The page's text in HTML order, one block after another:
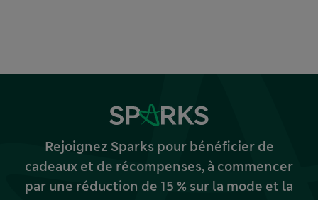
Rejoignez Sparks pour bénéficier de
cadeaux et de récompenses, à commencer
par une réduction de 15 % sur la mode et la